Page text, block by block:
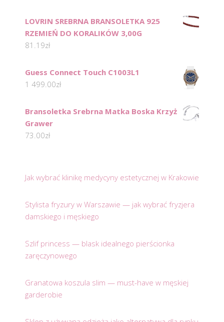
LOVRIN SREBRNA BRANSOLETKA 925
RZEMIEŃ DO KORALIKÓW 3,00G
81.19zł
Guess Connect Touch C1003L1
1 499.00zł
Bransoletka Srebrna Matka Boska Krzyż
Grawer
73.00zł
Jak wybrać klinikę medycyny estetycznej w Krakowie
Stylista fryzury w Warszawie — jak wybrać fryzjera
damskiego i męskiego
Szlif princess — blask idealnego pierścionka
zaręczynowego
Granatowa koszula slim — must-have w męskiej
garderobie